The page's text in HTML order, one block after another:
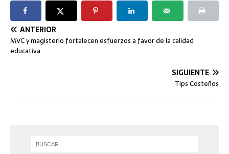
ANTERIOR
MVC y magisterio fortalecen esfuerzos a favor de la calidad
educativa
SIGUIENTE
Tips Costeños